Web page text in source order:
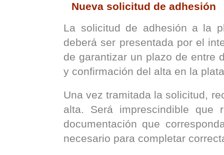
Nueva solicitud de adhesión
La solicitud de adhesión a la
deberá ser presentada por el
de garantizar un plazo de entre
y confirmación del alta en la
Una vez tramitada la solicitud,
alta. Será imprescindible que
documentación que
necesario para completar